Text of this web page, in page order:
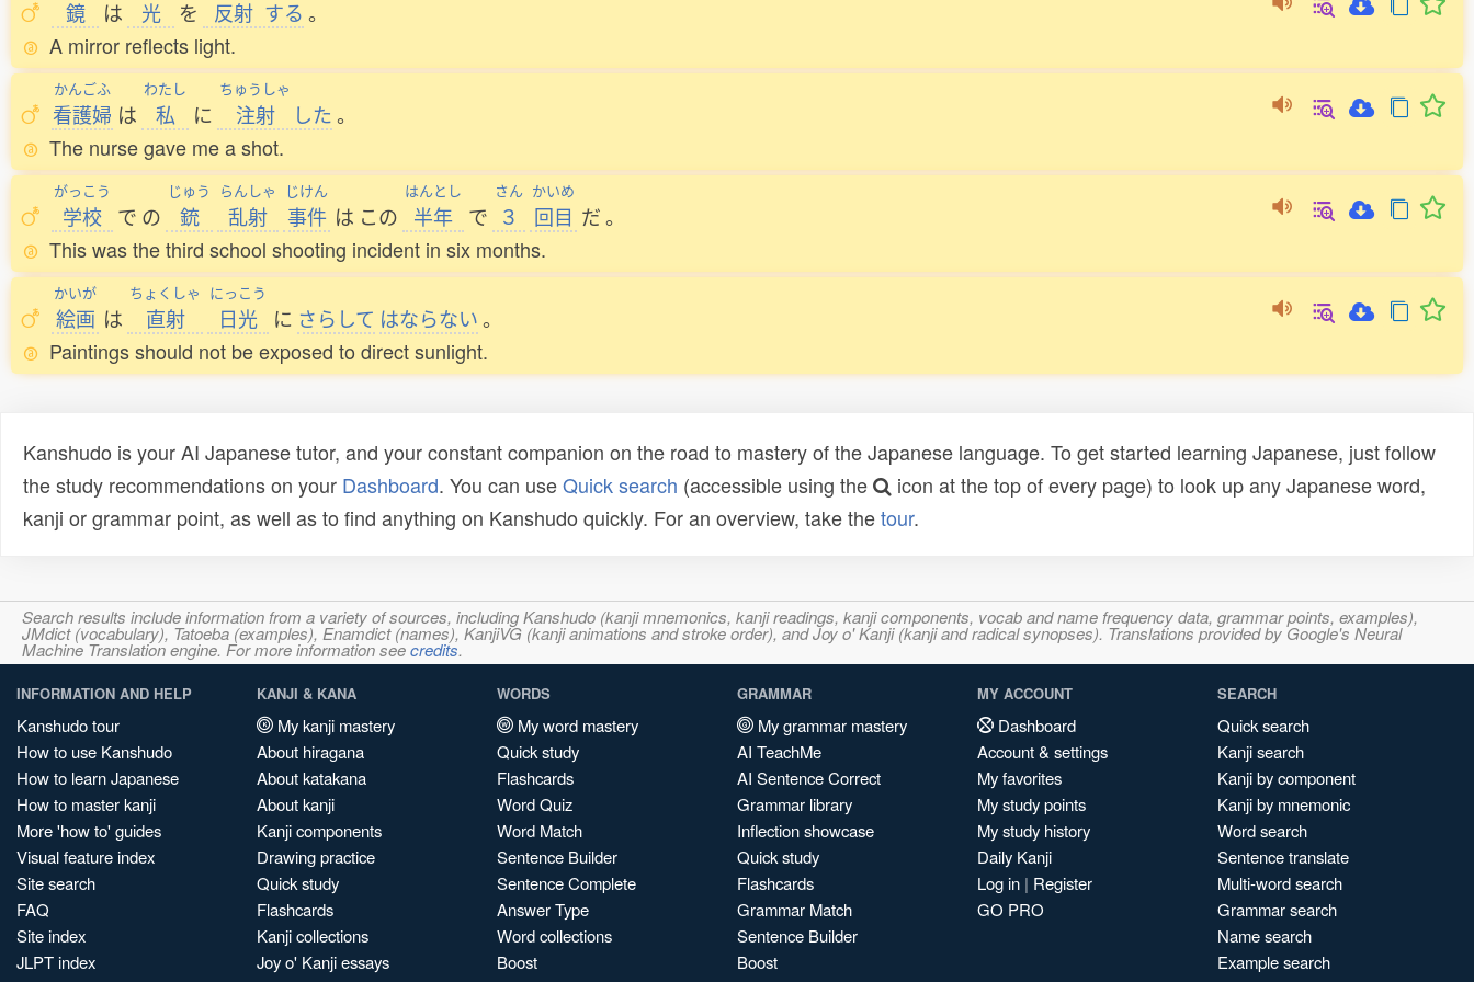
鏡 は 光 を 反射 する 。
A mirror reflects light.
かんごふ
看護婦 は
わたし
私 に
ちゅうしゃ
注射 した。
The nurse gave me a shot.
がっこう
学校 で の
じゅう
銃
らんしゃ
乱射
じけん
事件 は この
はんとし
半年 で
さん
３
かいめ
回目 だ。
This was the third school shooting incident in six months.
かいが
絵画 は
ちょくしゃ
直射
にっこう
日光 に さらして はならない。
Paintings should not be exposed to direct sunlight.
Kanshudo is your AI Japanese tutor, and your constant companion on the road to mastery of the Japanese language. To get started learning Japanese, just follow
the study recommendations on your Dashboard. You can useQuick search (accessible using the
icon at the top of every page) to look up any Japanese word,
kanji or grammar point, as well as to find anything on Kanshudo quickly. For an overview, take thetour.
Search results include information from a variety of sources, including Kanshudo (kanji mnemonics, kanji readings, kanji components, vocab and name frequency data, grammar points, examples),
JMdict (vocabulary), Tatoeba (examples), Enamdict (names), KanjiVG (kanji animations and stroke order), and Joy o' Kanji (kanji and radical synopses). Translations provided by Google's Neural
Machine Translation engine. For more information seecredits.
INFORMATION AND HELP
Kanshudo tour
How to use Kanshudo
How to learn Japanese
How to master kanji
More 'how to' guides
Visual feature index
Site search
FAQ
Site index
JLPT index
KANJI & KANA
My kanji mastery
About hiragana
About katakana
About kanji
Kanji components
Drawing practice
Quick study
Flashcards
Kanji collections
Joy o' Kanji essays
WORDS
My word mastery
Quick study
Flashcards
Word Quiz
Word Match
Sentence Builder
Sentence Complete
Answer Type
Word collections
Boost
GRAMMAR
My grammar mastery
AI TeachMe
AI Sentence Correct
Grammar library
Inflection showcase
Quick study
Flashcards
Grammar Match
Sentence Builder
Boost
MY ACCOUNT
Dashboard
Account & settings
My favorites
My study points
My study history
Daily Kanji
Log in | Register
GO PRO
SEARCH
Quick search
Kanji search
Kanji by component
Kanji by mnemonic
Word search
Sentence translate
Multi-word search
Grammar search
Name search
Example search